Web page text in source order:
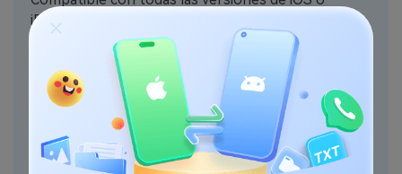
iPadOS.
PRUÉBALO GRATIS
PRUÉBALO GRATIS
4.5/5 Excelente